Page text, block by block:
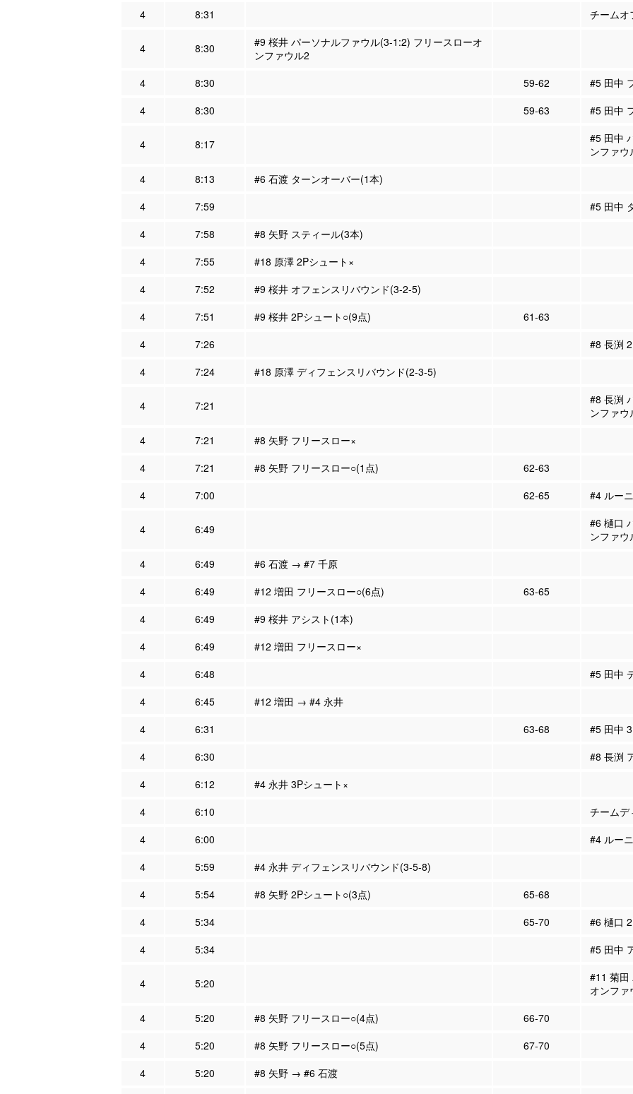
4
8:31 チームオ
4 8:30
#9 桜井 パーソナルファウル(3-1:2) フリースローオ
ンファウル2
4
8:30 59-62
#5 田中
4
8:30 59-63 #5 田中
4 8:17
#5 田中
ンファウ
4
8:13
#6 石渡 ターンオーバー(1本)
4
7:59
#5 田中
4
7:58
#8 矢野 スティール(3本)
4
7:55
#18 原澤 2Pシュート×
4
7:52
#9 桜井 オフェンスリバウンド(3-2-5)
4
7:51 #9 桜井 2Pシュート○(9点)
61-63
4
7:26
#8 長渕
4
7:24 #18 原澤 ディフェンスリバウンド(2-3-5)
4 7:21
#8 長渕
ンファウ
4
7:21
#8 矢野 フリースロー×
4
7:21 #8 矢野 フリースロー○(1点)
62-63
4
7:00 62-65 #4 ルー
4 6:49
#6 樋口
ンファウ
4
6:49
#6 石渡 → #7 千原
4
6:49 #12 増田 フリースロー○(6点)
63-65
4
6:49
#9 桜井 アシスト(1本)
4
6:49
#12 増田 フリースロー×
4
6:48
#5 田中
4
6:45
#12 増田 → #4 永井
4
6:31 63-68
#5 田中
4
6:30
#8 長渕
4
6:12
#4 永井 3Pシュート×
4
6:10
チームデ
4
6:00
#4 ルー
4
5:59
#4 永井 ディフェンスリバウンド(3-5-8)
4
5:54 #8 矢野 2Pシュート○(3点)
65-68
4
5:34 65-70
#6 樋口
4
5:34 #5 田中
4 5:20
#11 菊田
オンファ
4
5:20 #8 矢野 フリースロー○(4点)
66-70
4
5:20 #8 矢野 フリースロー○(5点)
67-70
4
5:20
#8 矢野 → #6 石渡